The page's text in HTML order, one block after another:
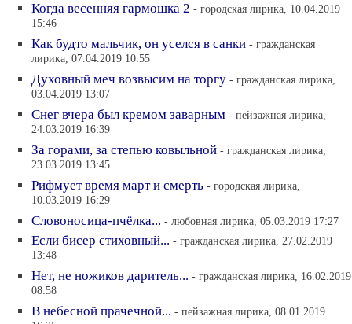
Когда весенняя гармошка 2 - городская лирика, 10.04.2019
15:46
Как будто мальчик, он уселся в санки - гражданская
лирика, 07.04.2019 10:55
Духовный меч возвысим на торгу - гражданская лирика,
03.04.2019 13:07
Снег вчера был кремом заварным - пейзажная лирика,
24.03.2019 16:39
За горами, за степью ковыльной - гражданская лирика,
23.03.2019 13:45
Рифмует время март и смерть - городская лирика,
10.03.2019 16:29
Словоносица-пчёлка... - любовная лирика, 05.03.2019 17:27
Если бисер стиховный... - гражданская лирика, 27.02.2019
13:48
Нет, не ножиков даритель... - гражданская лирика, 16.02.2019
08:58
В небесной прачечной... - пейзажная лирика, 08.01.2019